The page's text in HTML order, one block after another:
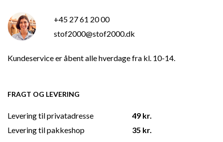
+45 27 61 20 00
stof2000@stof2000.dk
Kundeservice er åbent alle hverdage fra kl. 10-14.
FRAGT OG LEVERING
Levering til privatadresse
Levering til pakkeshop
49 kr.
35 kr.